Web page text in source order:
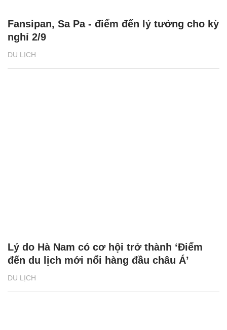
DU LỊCH
Fansipan, Sa Pa - điểm đến lý tưởng cho kỳ
nghỉ 2/9
DU LỊCH
Lý do Hà Nam có cơ hội trở thành ‘Điểm
đến du lịch mới nổi hàng đầu châu Á’